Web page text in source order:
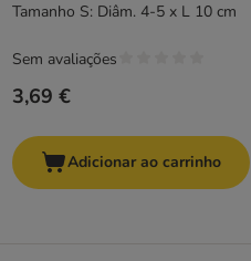
Tamanho S: Diâm. 4-5 x L 10 cm
3,69 €
Sem avaliações
Adicionar ao carrinho